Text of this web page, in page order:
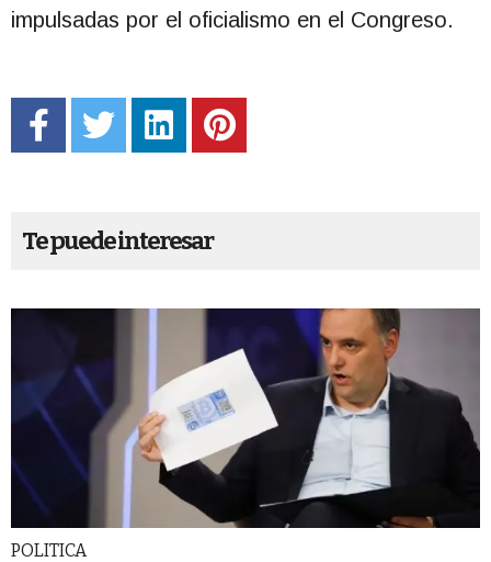
impulsadas por el oficialismo en el Congreso.
Te puede interesar
POLITICA